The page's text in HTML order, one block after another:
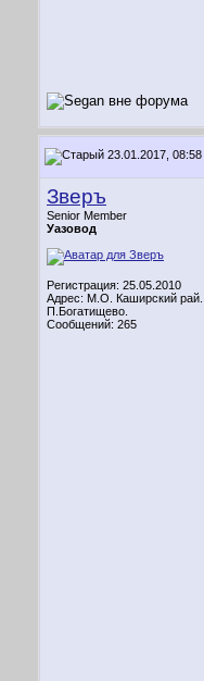
23.01.2017, 08:58
Зверъ
Senior Member
Уазовод
Регистрация: 25.05.2010
Адрес: М.О. Каширский рай.
П.Богатищево.
Сообщений: 265